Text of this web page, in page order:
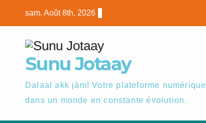
sam. Août 8th, 2026
Sunu Jotaay
Dalaal akk jàm! Votre plateforme numérique
dans un monde en constante évolution.